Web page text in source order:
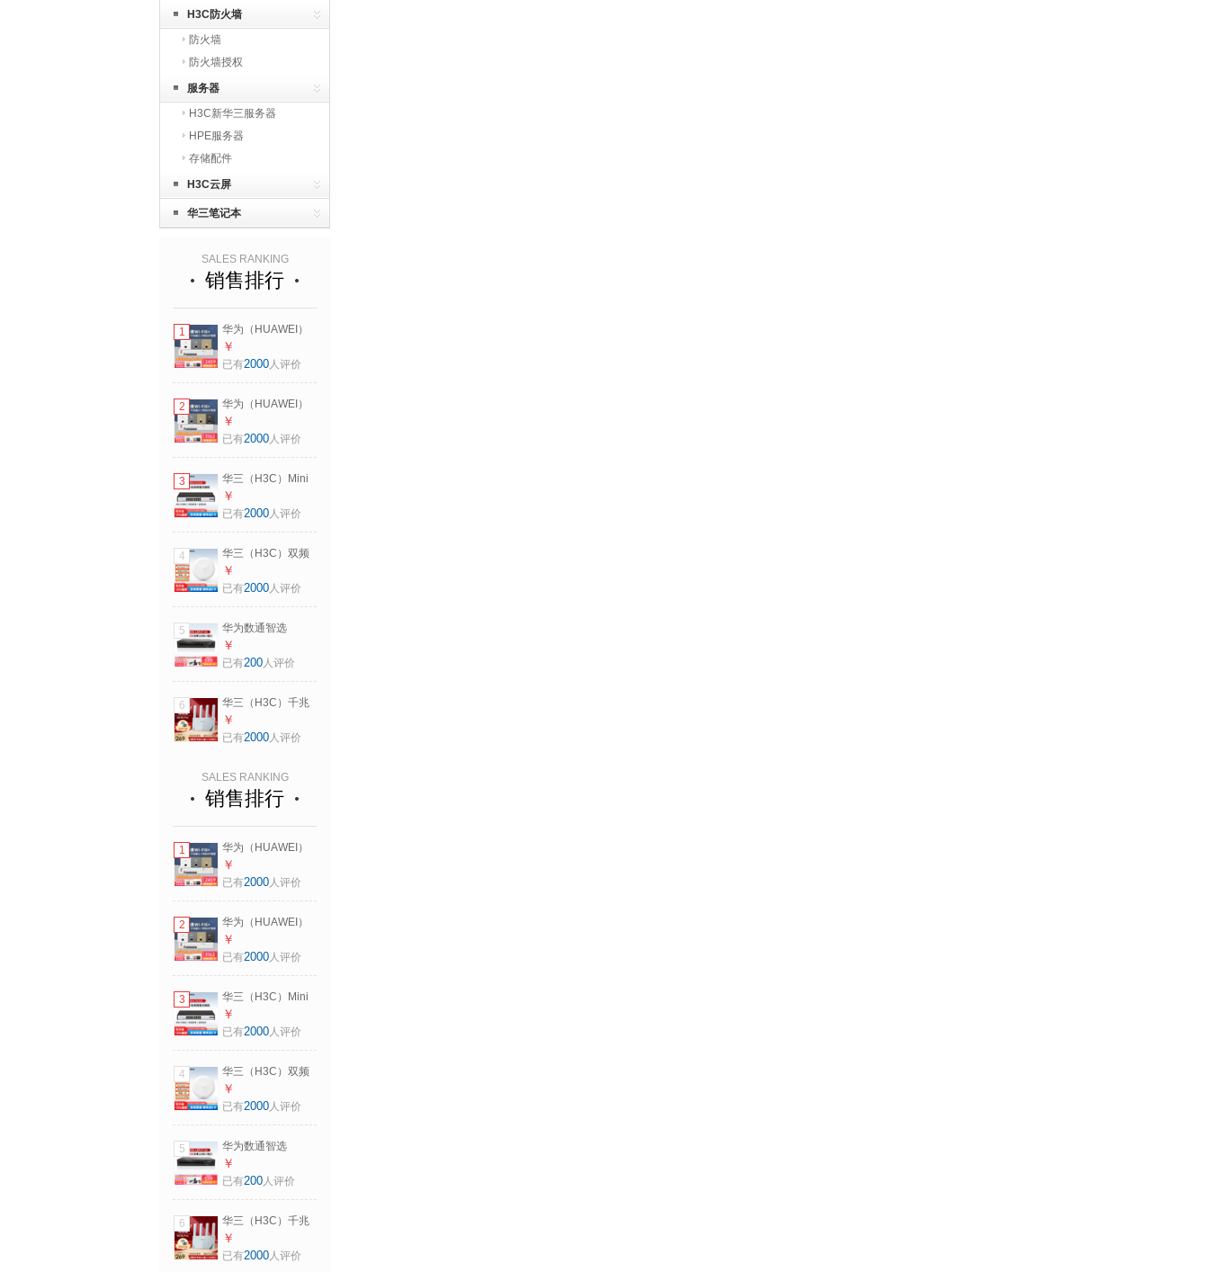
H3C防火墙
防火墙
防火墙授权
服务器
H3C新华三服务器
HPE服务器
存储配件
H3C云屏
华三笔记本
SALES RANKING
销售排行
1
华为（HUAWEI）
坤灵AP162E薄款智
能企业全屋WiFi6套
频POE供电ac+ap
组网 5口POE交换
机+3面板AP 备注颜
色 86入墙式分布式
宽带路由
￥
已有2000人评价
2
华为（HUAWEI）
坤灵AP162E薄款智
能企业全屋WiFi6套
频POE供电ac+ap
组网 5口POE交换
机+4面板AP 备注颜
色 86入墙式分布式
宽带路由
￥
已有2000人评价
3
华三（H3C）Mini
千兆非网管企业级
交换机 S1216 16口
分流器监控网络交
换器
￥
已有2000人评价
4
华三（H3C）双频
千兆吸顶AP面板全
屋wifi6覆盖POE供
AP｜1500M 商用家
用别墅酒店宽带组
网AC管理
￥
已有2000人评价
5
华为数通智选
S1730S-L8P-A 8口
千兆交换机桌面型
千兆电口124W 家
用办公组网网线分
线器分流器
￥
已有200人评价
6
华三（H3C）千兆
家用无线穿墙漏油
器网络信号增强器
fi覆盖宽带路由器
NE36 Pro 双频Wi-
mesh组网
￥
已有2000人评价
SALES RANKING
销售排行
1
华为（HUAWEI）
坤灵AP162E薄款智
能企业全屋WiFi6套
频POE供电ac+ap
组网 5口POE交换
机+3面板AP 备注颜
色 86入墙式分布式
宽带路由
￥
已有2000人评价
2
华为（HUAWEI）
坤灵AP162E薄款智
能企业全屋WiFi6套
频POE供电ac+ap
组网 5口POE交换
机+4面板AP 备注颜
色 86入墙式分布式
宽带路由
￥
已有2000人评价
3
华三（H3C）Mini
千兆非网管企业级
交换机 S1216 16口
分流器监控网络交
换器
￥
已有2000人评价
4
华三（H3C）双频
千兆吸顶AP面板全
屋wifi6覆盖POE供
AP｜1500M 商用家
用别墅酒店宽带组
网AC管理
￥
已有2000人评价
5
华为数通智选
S1730S-L8P-A 8口
千兆交换机桌面型
千兆电口124W 家
用办公组网网线分
线器分流器
￥
已有200人评价
6
华三（H3C）千兆
家用无线穿墙漏油
器网络信号增强器
￥
已有2000人评价